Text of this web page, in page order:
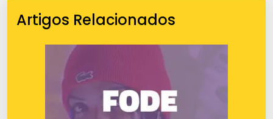
Artigos Relacionados